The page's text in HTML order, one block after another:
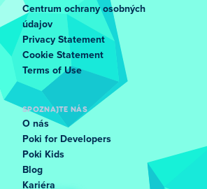
Centrum ochrany osobných
údajov
Privacy Statement
Cookie Statement
Terms of Use
SPOZNAJTE NÁS
O nás
Poki for Developers
Poki Kids
Blog
Kariéra